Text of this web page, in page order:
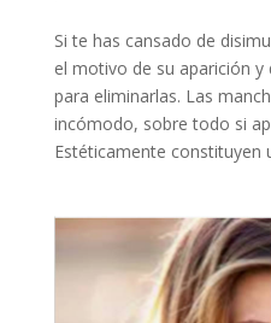
Si te has cansado de
el motivo de su aparición
para eliminarlas. Las
incómodo, sobre todo si
Estéticamente constituyen